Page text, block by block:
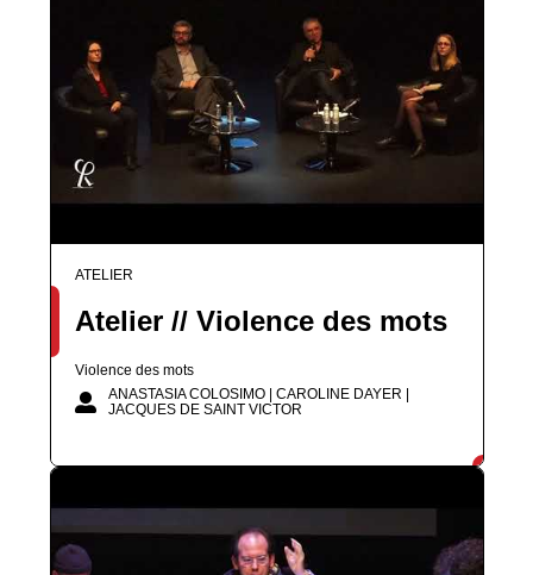
ATELIER
Atelier // Violence des mots
Violence des mots
ANASTASIA COLOSIMO | CAROLINE DAYER |
JACQUES DE SAINT VICTOR